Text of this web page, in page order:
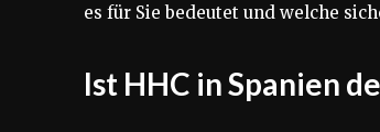
es für Sie bedeutet und welche
Ist HHC in Spanien